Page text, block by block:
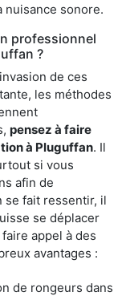
nuisance sonore.
professionnel
?
de ces
les méthodes
pensez à faire
à Pluguffan. Il
si vous
afin de
se fait ressentir, il
se déplacer
appel à des
avantages :
de rongeurs dans